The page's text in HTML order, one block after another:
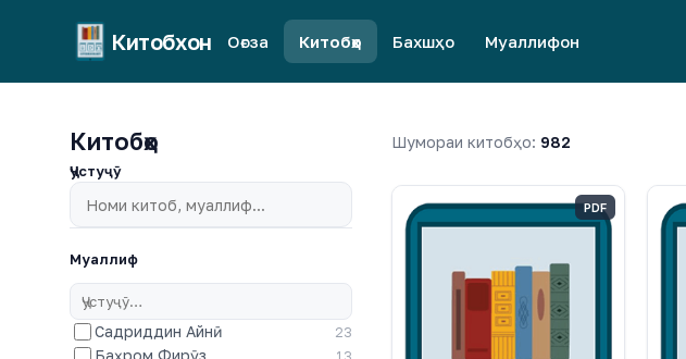
Китобхон Оғоза Китобҳо Бахшҳо Муаллифон
Китобҳо
Ҷустуҷӯ
Муаллиф
Садриддин Айнӣ 23
Баҳром Фирӯз 13
Шумораи китобҳо: 982
PDF